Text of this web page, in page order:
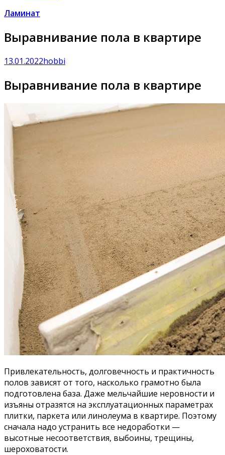
Ламинат
Выравнивание пола в квартире
13.01.2022hobbi
Выравнивание пола в квартире
Привлекательность, долговечность и практичность
полов зависят от того, насколько грамотно была
подготовлена база. Даже мельчайшие неровности и
изъяны отразятся на эксплуатационных параметрах
плитки, паркета или линолеума в квартире. Поэтому
сначала надо устранить все недоработки —
высотные несоответствия, выбоины, трещины,
шероховатости.